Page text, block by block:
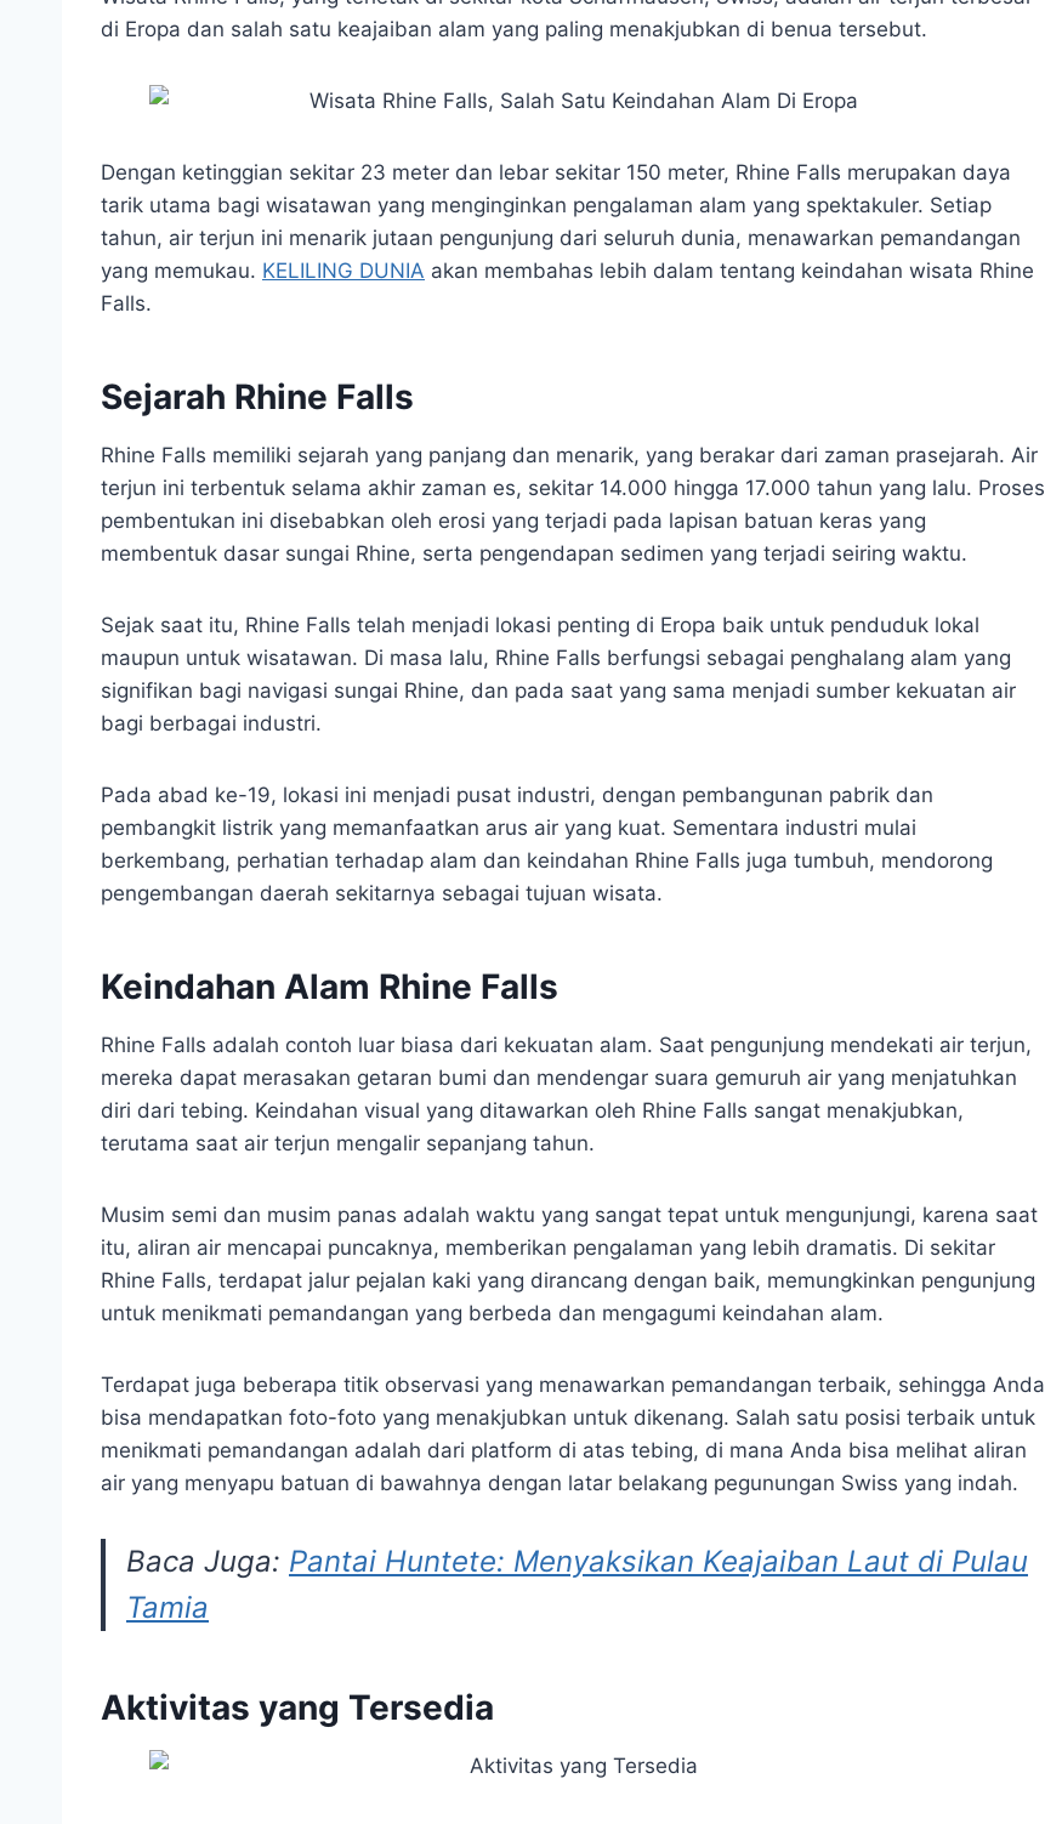
t
e
s
e
p
e
di Eropa dan salah satu keajaiban alam yang paling menakjubkan di benua tersebut.
Dengan ketinggian sekitar 23 meter dan lebar sekitar 150 meter, Rhine Falls merupakan daya
tarik utama bagi wisatawan yang menginginkan pengalaman alam yang spektakuler. Setiap
tahun, air terjun ini menarik jutaan pengunjung dari seluruh dunia, menawarkan pemandangan
yang memukau. KELILING DUNIA akan membahas lebih dalam tentang keindahan wisata Rhine
Falls.
Sejarah Rhine Falls
Rhine Falls memiliki sejarah yang panjang dan menarik, yang berakar dari zaman prasejarah. Air
terjun ini terbentuk selama akhir zaman es, sekitar 14.000 hingga 17.000 tahun yang lalu. Proses
pembentukan ini disebabkan oleh erosi yang terjadi pada lapisan batuan keras yang
membentuk dasar sungai Rhine, serta pengendapan sedimen yang terjadi seiring waktu.
Sejak saat itu, Rhine Falls telah menjadi lokasi penting di Eropa baik untuk penduduk lokal
maupun untuk wisatawan. Di masa lalu, Rhine Falls berfungsi sebagai penghalang alam yang
signifikan bagi navigasi sungai Rhine, dan pada saat yang sama menjadi sumber kekuatan air
bagi berbagai industri.
Pada abad ke-19, lokasi ini menjadi pusat industri, dengan pembangunan pabrik dan
pembangkit listrik yang memanfaatkan arus air yang kuat. Sementara industri mulai
berkembang, perhatian terhadap alam dan keindahan Rhine Falls juga tumbuh, mendorong
pengembangan daerah sekitarnya sebagai tujuan wisata.
Keindahan Alam Rhine Falls
Rhine Falls adalah contoh luar biasa dari kekuatan alam. Saat pengunjung mendekati air terjun,
mereka dapat merasakan getaran bumi dan mendengar suara gemuruh air yang menjatuhkan
diri dari tebing. Keindahan visual yang ditawarkan oleh Rhine Falls sangat menakjubkan,
terutama saat air terjun mengalir sepanjang tahun.
Musim semi dan musim panas adalah waktu yang sangat tepat untuk mengunjungi, karena saat
itu, aliran air mencapai puncaknya, memberikan pengalaman yang lebih dramatis. Di sekitar
Rhine Falls, terdapat jalur pejalan kaki yang dirancang dengan baik, memungkinkan pengunjung
untuk menikmati pemandangan yang berbeda dan mengagumi keindahan alam.
Terdapat juga beberapa titik observasi yang menawarkan pemandangan terbaik, sehingga Anda
bisa mendapatkan foto-foto yang menakjubkan untuk dikenang. Salah satu posisi terbaik untuk
menikmati pemandangan adalah dari platform di atas tebing, di mana Anda bisa melihat aliran
air yang menyapu batuan di bawahnya dengan latar belakang pegunungan Swiss yang indah.
Baca Juga: Pantai Huntete: Menyaksikan Keajaiban Laut di Pulau
Tamia
Aktivitas yang Tersedia